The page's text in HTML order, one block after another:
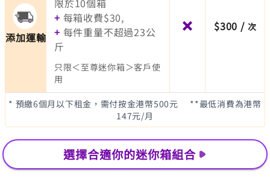
添加運輸
+ 每箱收費$30,
+ 每件重量不超過23公
斤
只限＜至尊迷你箱＞客戶使
用
$300 / 次
* 預繳6個月以下租金，需付按金港幣500元
**最低消費為港幣
147元/月
選擇合適你的迷你箱組合